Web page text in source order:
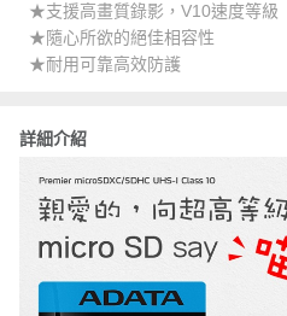
★支援高畫質錄影，V10速度等級
★隨心所欲的絕佳相容性
★耐用可靠高效防護
詳細介紹